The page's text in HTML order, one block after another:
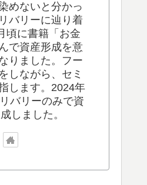
めないと分かっ
バリーに辿り着
頃に書籍「お金
で資産形成を意
りました。フー
しながら、セミ
します。2024年
バリーのみで資
しました。